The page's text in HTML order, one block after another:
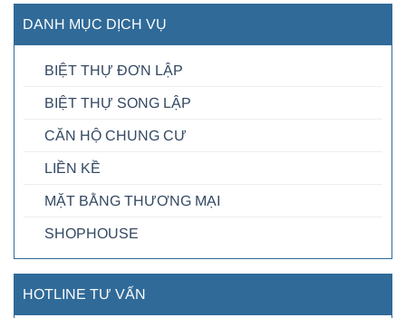
DANH MỤC DỊCH VỤ
BIỆT THỰ ĐƠN LẬP
BIỆT THỰ SONG LẬP
CĂN HỘ CHUNG CƯ
LIỀN KỀ
MẶT BẰNG THƯƠNG MẠI
SHOPHOUSE
HOTLINE TƯ VẤN